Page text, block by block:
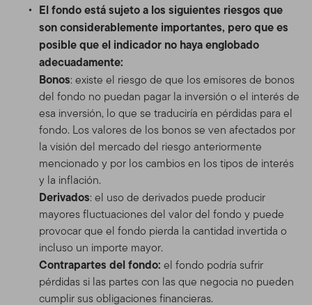
El fondo está sujeto a los siguientes riesgos que
son considerablemente importantes, pero que es
posible que el indicador no haya englobado
adecuadamente:
Bonos: existe el riesgo de que los emisores de bonos
del fondo no puedan pagar la inversión o el interés de
esa inversión, lo que se traduciría en pérdidas para el
fondo. Los valores de los bonos se ven afectados por
la visión del mercado del riesgo anteriormente
mencionado y por los cambios en los tipos de interés
y la inflación.
Derivados: el uso de derivados puede producir
mayores fluctuaciones del valor del fondo y puede
provocar que el fondo pierda la cantidad invertida o
incluso un importe mayor.
Contrapartes del fondo: el fondo podría sufrir
pérdidas si las partes con las que negocia no pueden
cumplir sus obligaciones financieras.